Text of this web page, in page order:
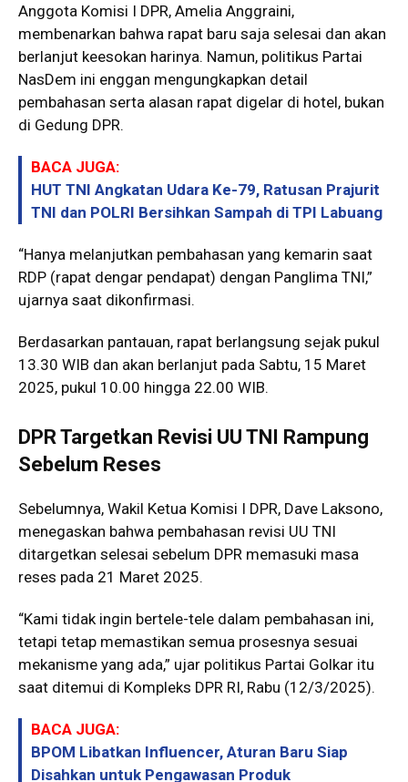
Anggota Komisi I DPR, Amelia Anggraini,
membenarkan bahwa rapat baru saja selesai dan akan
berlanjut keesokan harinya. Namun, politikus Partai
NasDem ini enggan mengungkapkan detail
pembahasan serta alasan rapat digelar di hotel, bukan
di Gedung DPR.
BACA JUGA:
HUT TNI Angkatan Udara Ke-79, Ratusan Prajurit
TNI dan POLRI Bersihkan Sampah di TPI Labuang
“Hanya melanjutkan pembahasan yang kemarin saat
RDP (rapat dengar pendapat) dengan Panglima TNI,”
ujarnya saat dikonfirmasi.
Berdasarkan pantauan, rapat berlangsung sejak pukul
13.30 WIB dan akan berlanjut pada Sabtu, 15 Maret
2025, pukul 10.00 hingga 22.00 WIB.
DPR Targetkan Revisi UU TNI Rampung
Sebelum Reses
Sebelumnya, Wakil Ketua Komisi I DPR, Dave Laksono,
menegaskan bahwa pembahasan revisi UU TNI
ditargetkan selesai sebelum DPR memasuki masa
reses pada 21 Maret 2025.
“Kami tidak ingin bertele-tele dalam pembahasan ini,
tetapi tetap memastikan semua prosesnya sesuai
mekanisme yang ada,” ujar politikus Partai Golkar itu
saat ditemui di Kompleks DPR RI, Rabu (12/3/2025).
BACA JUGA:
BPOM Libatkan Influencer, Aturan Baru Siap
Disahkan untuk Pengawasan Produk